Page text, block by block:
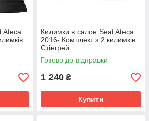
Ateca
Килимки в салон Seat Ateca
2016- Комплект з 2 килимків
Стінгрей
Готово до відправки
1 240 ₴
Купити